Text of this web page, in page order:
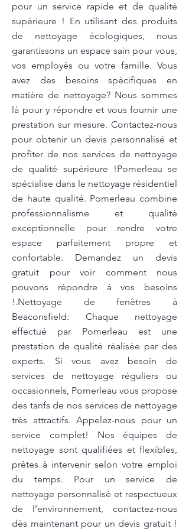
pour un service rapide et de qualité
supérieure ! En utilisant des produits
de nettoyage écologiques, nous
garantissons un espace sain pour vous,
vos employés ou votre famille. Vous
avez des besoins spécifiques en
matière de nettoyage? Nous sommes
là pour y répondre et vous fournir une
prestation sur mesure. Contactez-nous
pour obtenir un devis personnalisé et
profiter de nos services de nettoyage
de qualité supérieure !Pomerleau se
spécialise dans le nettoyage résidentiel
de haute qualité. Pomerleau combine
professionnalisme et qualité
exceptionnelle pour rendre votre
espace parfaitement propre et
confortable. Demandez un devis
gratuit pour voir comment nous
pouvons répondre à vos besoins
!.Nettoyage de fenêtres à
Beaconsfield: Chaque nettoyage
effectué par Pomerleau est une
prestation de qualité réalisée par des
experts. Si vous avez besoin de
services de nettoyage réguliers ou
occasionnels, Pomerleau vous propose
des tarifs de nos services de nettoyage
très attractifs. Appelez-nous pour un
service complet! Nos équipes de
nettoyage sont qualifiées et flexibles,
prêtes à intervenir selon votre emploi
du temps. Pour un service de
nettoyage personnalisé et respectueux
de l’environnement, contactez-nous
dès maintenant pour un devis gratuit !